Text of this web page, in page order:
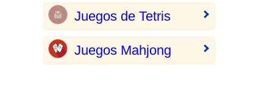
Juegos de Tetris
Juegos Mahjong